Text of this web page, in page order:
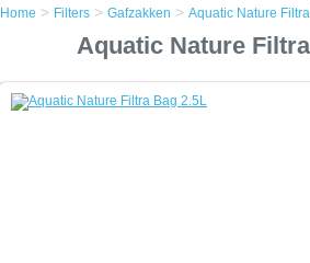
Filters
Aquatic Nature Filtra Bag 2.5L
Home > Filters > Gafzakken > Aquatic Nature
Aquatic Nature